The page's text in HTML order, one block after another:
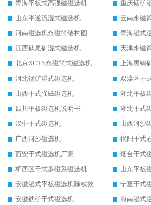
青海平板式高强磁磁选机
重庆锰矿
山东半逆流湿式磁选机
云南永磁
河南磁选机永磁筒结构图
青海湿式
江西钛尾矿湿式磁选机
天津永磁
北京XCTN永磁筒式磁选机磁块位置
上海黑钨
河北锰矿湿式磁选机
双滦区干
山西干式强磁磁选机
湖北平板
四川平板磁选机说明书
湖北干式
汉中干式磁选机
山西河沙
广西河沙磁选机
揭阳干式
西安干式磁选机厂家
烟台干式
桥西区干式多磁系磁选机
山东平板
安徽湿式平板磁选机除铁效果怎么样
宁夏干式
安徽铁矿干式磁选机
海南湿式